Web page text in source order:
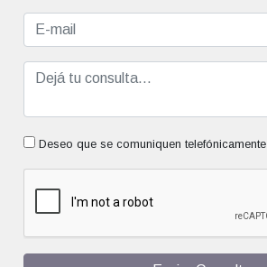
Deseo que se comuniquen telefónicamente